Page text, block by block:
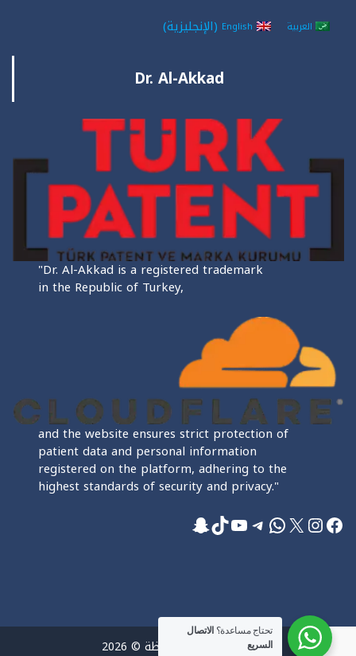
العربية English
(الإنجليزية)
Dr. Al-Akkad
"Dr. Al-Akkad is a registered trademark
in the Republic of Turkey,
and the website ensures strict protection of
patient data and personal information
registered on the platform, adhering to the
highest standards of security and privacy."
فيسبوك
إنستجرام
إكسواتساب
تيليجرام
يوتيوب
تيك توك
سناب شات
جميع الحقوق محفوظة © 2026
تحتاج مساعدة؟ الاتصال
السريع